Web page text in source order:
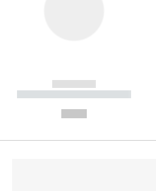
------------
----------- ----------- --------